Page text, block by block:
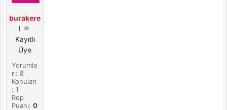
burakere
l
Kayıtlı
Üye
Yorumla
rı: 8
Konuları
: 1
Rep
Puanı:0